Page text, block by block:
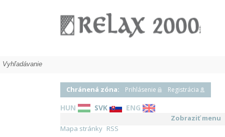
Chránená zóna: Prihlásenie Registrácia
HUN SVK ENG
Mapa stránky RSS
Zobraziť menu